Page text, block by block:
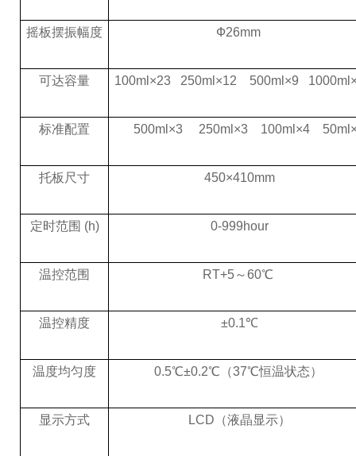
摇板摆振幅度 Ф26mm
可达容量 100ml×23 250ml×12 500ml×9
标准配置 500ml×3 250ml×3 100ml×4
托板尺寸 450×410mm
定时范围 (h) 0-999hour
温控范围 RT+5～60℃
温控精度 ±0.1℃
温度均匀度 0.5℃±0.2℃（37℃恒温状态）
显示方式 LCD（液晶显示）